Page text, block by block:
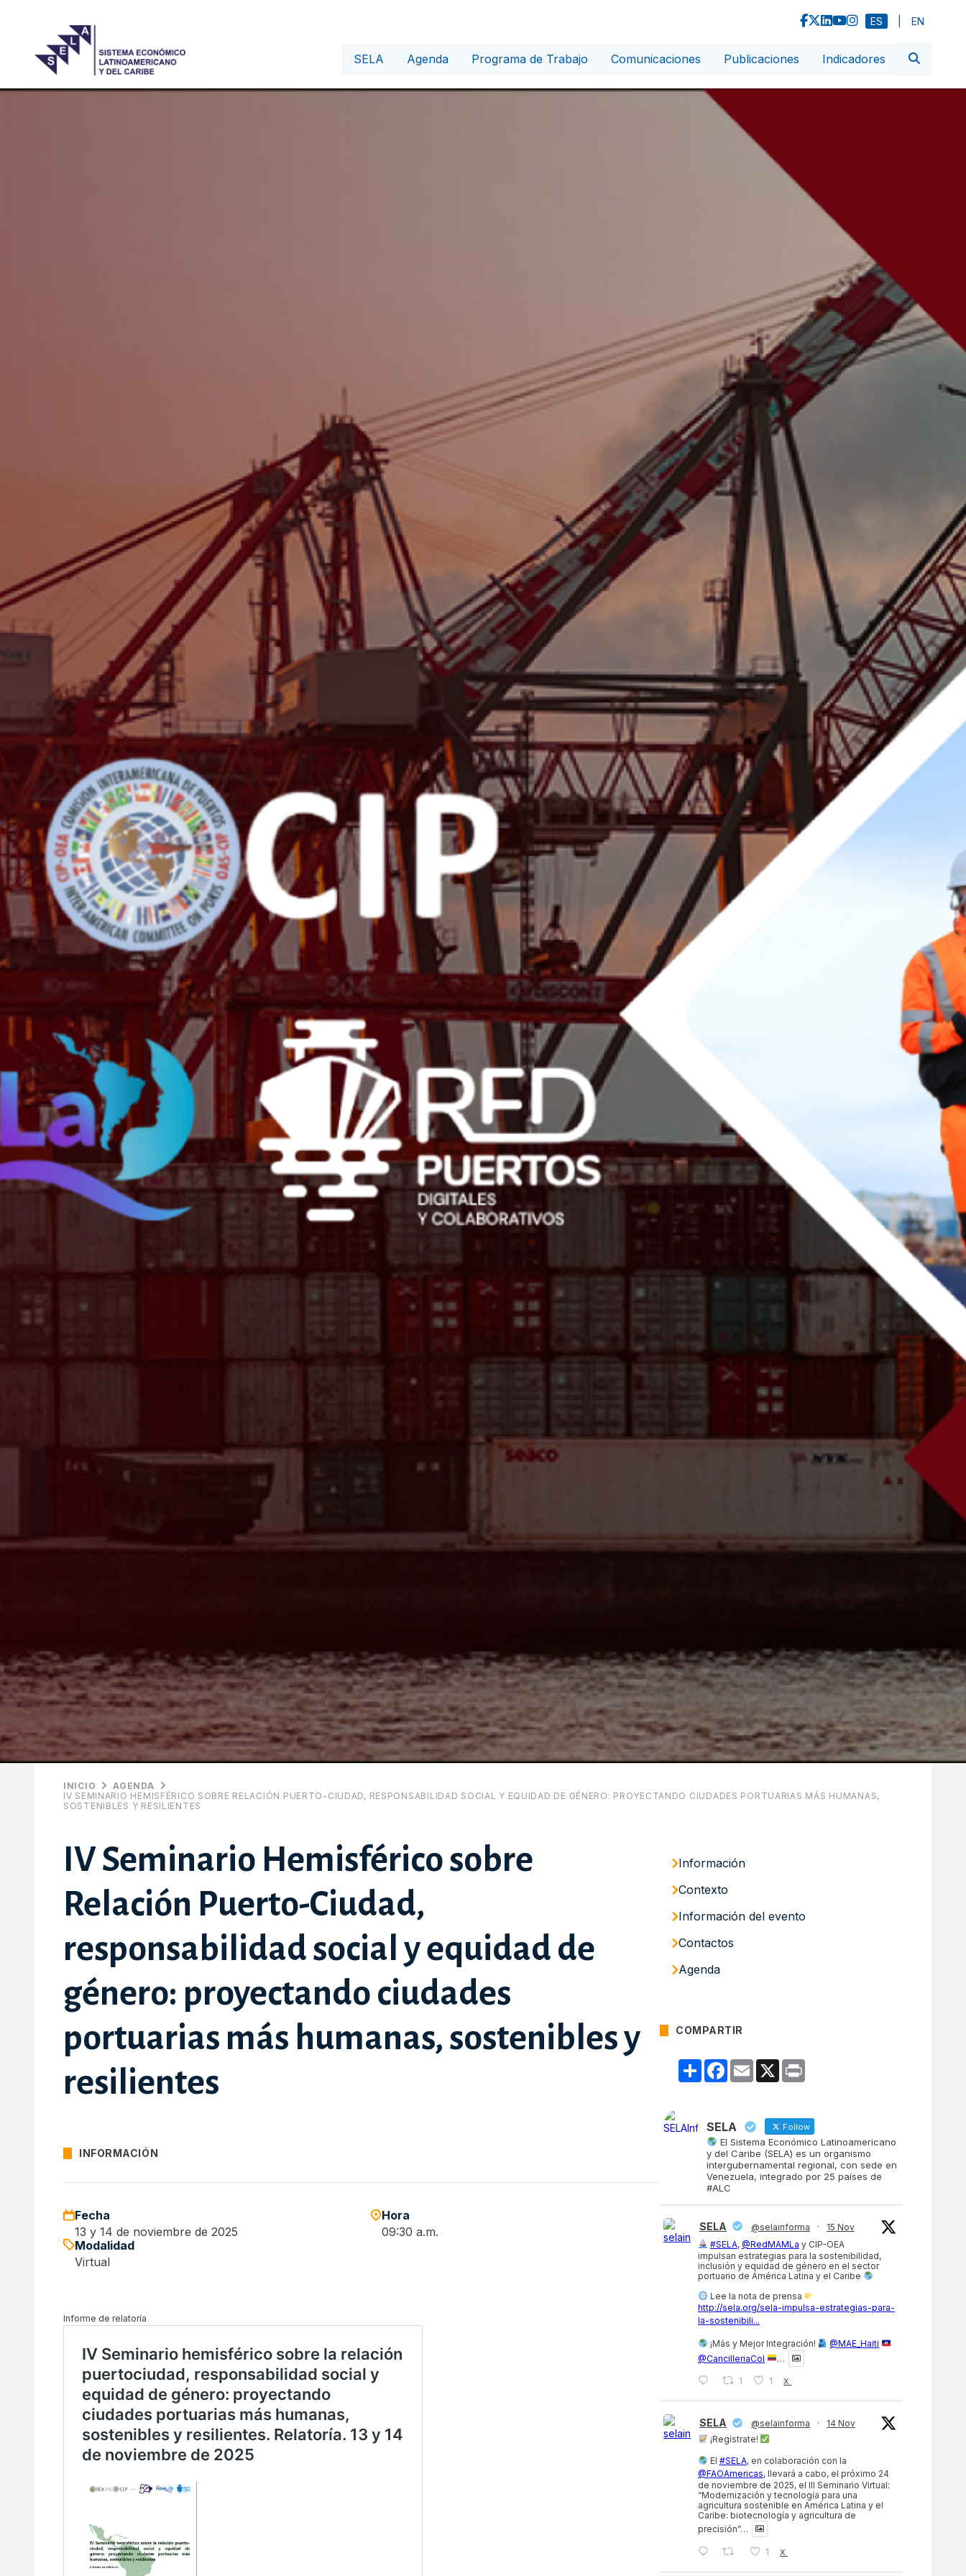
ES EN
SELA Agenda Programa de Trabajo Comunicaciones Publicaciones Indicadores
INICIO
AGENDA
IV SEMINARIO HEMISFÉRICO SOBRE RELACIÓN PUERTO-CIUDAD, RESPONSABILIDAD SOCIAL Y EQUIDAD DE GÉNERO: PROYECTANDO CIUDADES PORTUARIAS MÁS HUMANAS,
SOSTENIBLES Y RESILIENTES
IV Seminario Hemisférico sobre
Relación Puerto-Ciudad,
responsabilidad social y equidad de
género: proyectando ciudades
portuarias más humanas, sostenibles y
resilientes
INFORMACIÓN
Fecha
13 y 14 de noviembre de 2025
Hora
09:30 a.m.
Modalidad
Virtual
Informe de relatoría
Información
Contexto
Información del evento
Contactos
Agenda
COMPARTIR
CompartirFacebook
Email X
SELA Follow
El Sistema Económico Latinoamericano
y del Caribe (SELA) es un organismo
intergubernamental regional, con sede en
Venezuela, integrado por 25 países de
#ALC
SELA @selainforma ·
15 Nov
#SELA, @RedMAMLa y CIP-OEA
impulsan estrategias para la sostenibilidad,
inclusión y equidad de género en el sector
portuario de América Latina y el Caribe
Lee la nota de prensa
http://sela.org/sela-impulsa-estrategias-para-
la-sostenibili...
¡Más y Mejor Integración!
@MAE_Haiti
@CancilleriaCol
…
1 1 X
SELA @selainforma ·
14 Nov
¡Regístrate!
El #SELA, en colaboración con la
@FAOAmericas, llevará a cabo, el próximo 24
de noviembre de 2025, el III Seminario Virtual:
“Modernización y tecnología para una
agricultura sostenible en América Latina y el
Caribe: biotecnología y agricultura de
precisión”…
1 X